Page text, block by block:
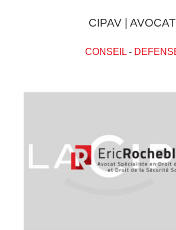
CIPAV | AVOCAT
CONSEIL-